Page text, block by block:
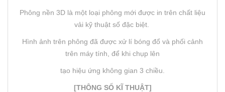
Phông nền 3D là một loại phông mới được in trên chất liệu
vải kỹ thuật số đặc biệt.
Hình ảnh trên phông đã được xử lí bóng đổ và phối cảnh
trên máy tính, để khi chụp lên
tạo hiệu ứng không gian 3 chiều.
[THÔNG SỐ KĨ THUẬT]